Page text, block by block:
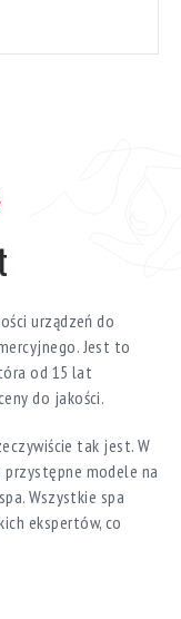
urządzeń do
Jest to
od 15 lat
do jakości.
tak jest. W
modele na
Wszystkie spa
ekspertów, co